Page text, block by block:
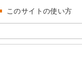
このサイトの使い方